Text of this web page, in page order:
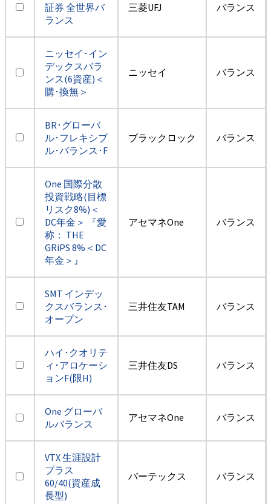
証券 全世界バ
ランス
三菱UFJ バランス
ニッセイ･イン
デックスバラ
ンス(6資産)＜
購･換無＞
ニッセイ バランス
BR･グローバ
ル･フレキシブ
ル･バランス･F
ブラックロック バランス
One 国際分散
投資戦略(目標
リスク8%)＜
DC年金＞ 『愛
称： THE
GRiPS 8%＜DC
年金＞』
アセマネOne バランス
SMT インデッ
クスバランス･
オープン
三井住友TAM バランス
ハイ･クオリテ
ィ･アロケーシ
ョンF(限H)
三井住友DS バランス
One グローバ
ルバランス
アセマネOne バランス
VTX 生涯設計
プラス
60/40(資産成
長型)
バーテックス バランス